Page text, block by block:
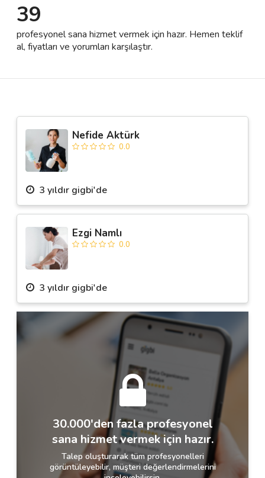
Destek
İletişim
39
profesyonel sana hizmet vermek için hazır. Hemen teklif
al, fiyatları ve yorumları karşılaştır.
Nefide Aktürk
0.0
3 yıldır gigbi'de
Ezgi Namlı
0.0
3 yıldır gigbi'de
30.000'den fazla profesyonel
sana hizmet vermek için hazır.
Talep oluşturarak tüm profesyonelleri
görüntüleyebilir, müşteri değerlendirmelerini